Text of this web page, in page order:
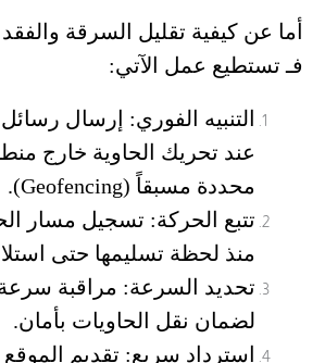
أما عن كيفية تقليل السرقة والفقد
فـ تستطيع عمل الآتي:
التنبيه الفوري: إرسال
عند تحريك الحاوية خارج
محددة مسبقاً (Geofencing).
تتبع الحركة: تسجيل مسار
منذ لحظة تسليمها حتى
تحديد السرعة: مراقبة
لضمان نقل الحاويات بأمان.
استرداد سريع: تقديم